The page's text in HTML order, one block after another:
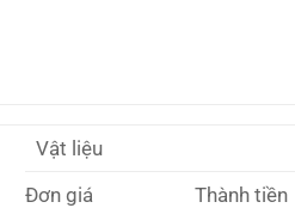
Vật liệu
Đơn giá
Thành tiền